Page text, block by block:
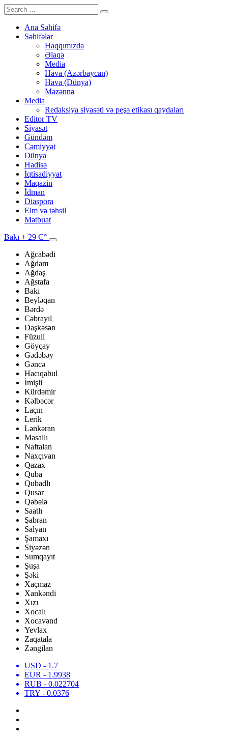
Ana Səhifə
Səhifələr
Haqqımızda
Əlaqə
Media
Hava (Azərbaycan)
Hava (Dünya)
Məzənnə
Media
Redaksiya siyasəti və peşə etikası qaydaları
Editor TV
Siyasət
Gündəm
Cəmiyyət
Dünya
Hadisə
İqtisadiyyat
Maqazin
İdman
Diaspora
Elm və təhsil
Mətbuat
Bakı + 29 C°
Ağcabədi
Ağdam
Ağdaş
Ağstafa
Bakı
Beyləqan
Bərdə
Cəbrayıl
Daşkəsən
Füzuli
Göyçay
Gədəbəy
Gəncə
Hacıqabul
İmişli
Kürdəmir
Kəlbəcər
Laçın
Lerik
Lənkəran
Masallı
Naftalan
Naxçıvan
Qazax
Quba
Qubadlı
Qusar
Qəbələ
Saatlı
Şabran
Salyan
Şamaxı
Siyəzən
Sumqayıt
Şuşa
Şəki
Xaçmaz
Xankəndi
Xızı
Xocalı
Xocavənd
Yevlax
Zaqatala
Zəngilan
USD - 1.7
EUR - 1.9938
RUB - 0.022704
TRY - 0.0376